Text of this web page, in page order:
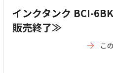
インクタンク BCI-
販売終了≫
こ